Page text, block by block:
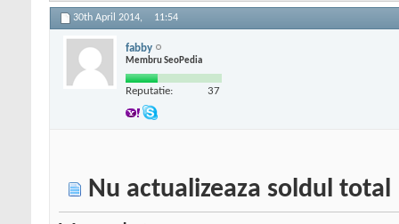
30th April 2014, 11:54
fabby
Membru SeoPedia
Reputatie: 37
Nu actualizeaza soldul total